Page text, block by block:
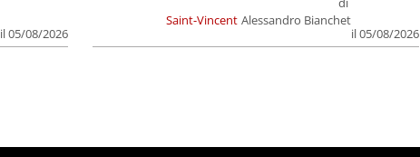
il 05/08/2026
Saint-Vincent Alessandro Bianchet
il 05/08/2026